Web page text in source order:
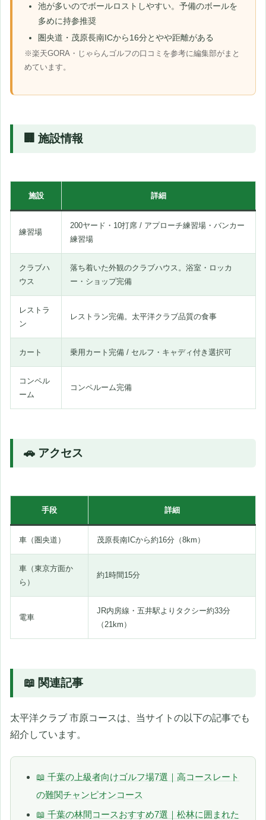
池が多いのでボールロストしやすい。予備のボールを
多めに持参推奨
圏央道・茂原長南ICから16分とやや距離がある
※楽天GORA・じゃらんゴルフの口コミを参考に編集部がまと
めています。
🏢 施設情報
施設 詳細
練習場
200ヤード・10打席 / アプローチ練習場・バンカー
練習場
クラブハ
ウス
落ち着いた外観のクラブハウス。浴室・ロッカ
ー・ショップ完備
レストラ
ン
レストラン完備。太平洋クラブ品質の食事
カート 乗用カート完備 / セルフ・キャディ付き選択可
コンペル
ーム
コンペルーム完備
🚗 アクセス
手段 詳細
車（圏央道） 茂原長南ICから約16分（8km）
車（東京方面か
ら）
約1時間15分
電車
JR内房線・五井駅よりタクシー約33分
（21km）
📖 関連記事
太平洋クラブ 市原コースは、当サイトの以下の記事でも
紹介しています。
📖 千葉の上級者向けゴルフ場7選｜高コースレート
の難関チャンピオンコース
📖 千葉の林間コースおすすめ7選｜松林に囲まれた